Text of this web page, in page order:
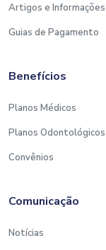
Artigos e Informações
Guias de Pagamento
Benefícios
Planos Médicos
Planos Odontológicos
Convênios
Comunicação
Notícias